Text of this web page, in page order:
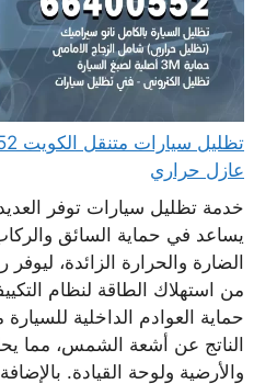
عازل حراري
خدمة تظليل سيارات توفر
يساعد في حماية السائق
الضارة والحرارة الزائدة، ليوفر
من استهلاك الطاقة لنظام
حماية العوادم الداخلية
الناتج عن أشعة الشمس، مما
والأرضية ولوحة القيادة.